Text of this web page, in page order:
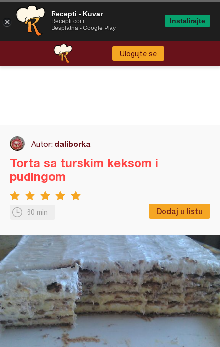
Ulogujte se
Autor: daliborka
60 min Dodaj u listu
Torta sa turskim keksom i
pudingom
Recepti - Kuvar
Recepti.com
Besplatna - Google Play
Instalirajte